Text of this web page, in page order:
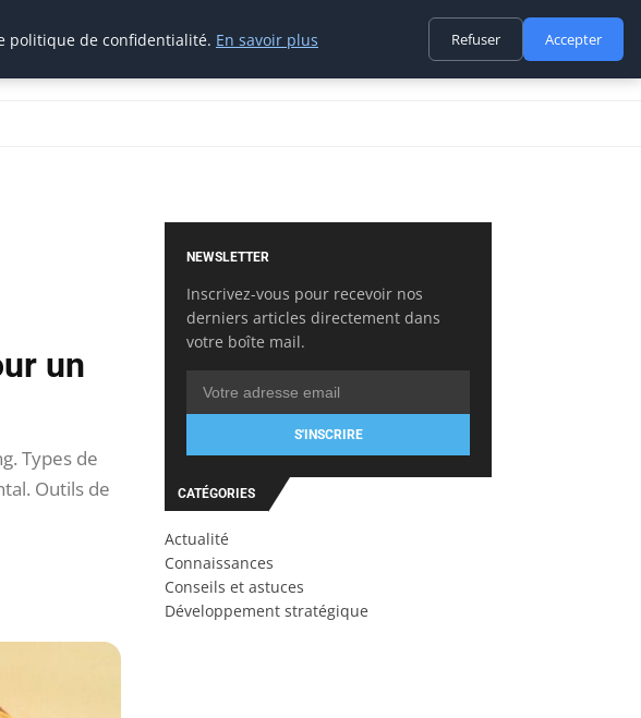
un
Types de
Outils de
NEWSLETTER
Inscrivez-vous pour recevoir nos
derniers articles directement dans
votre boîte mail.
S'INSCRIRE
CATÉGORIES
Actualité
Connaissances
Conseils et astuces
Développement stratégique
politique de confidentialité. En savoir plus Refuser Accepter